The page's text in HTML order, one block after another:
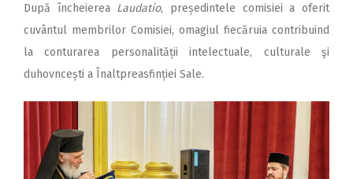
După încheierea Laudatio, președintele comisiei a oferit
cuvântul membrilor Comisiei, omagiul fiecăruia contribuind
la conturarea personalității intelectuale, culturale şi
duhovncești a Înaltpreasfinției Sale.